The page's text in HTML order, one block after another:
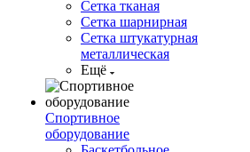
Сетка тканая
Сетка шарнирная
Сетка штукатурная
металлическая
Ещё
Спортивное
оборудование